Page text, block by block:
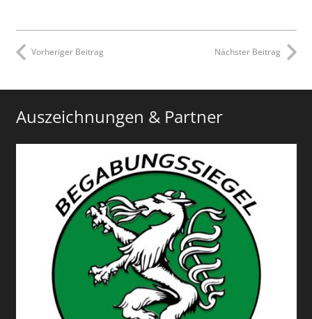
Vorheriger Beitrag Nächster Beitrag
Auszeichnungen & Partner